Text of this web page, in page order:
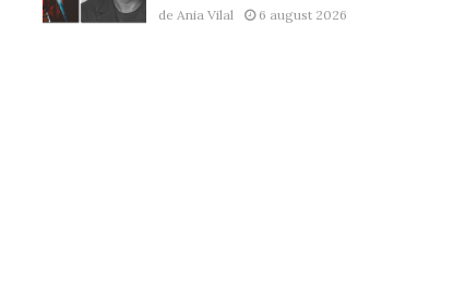
de Ania Vilal 6 august 2026